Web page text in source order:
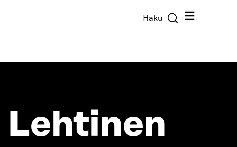
Haku Valikko